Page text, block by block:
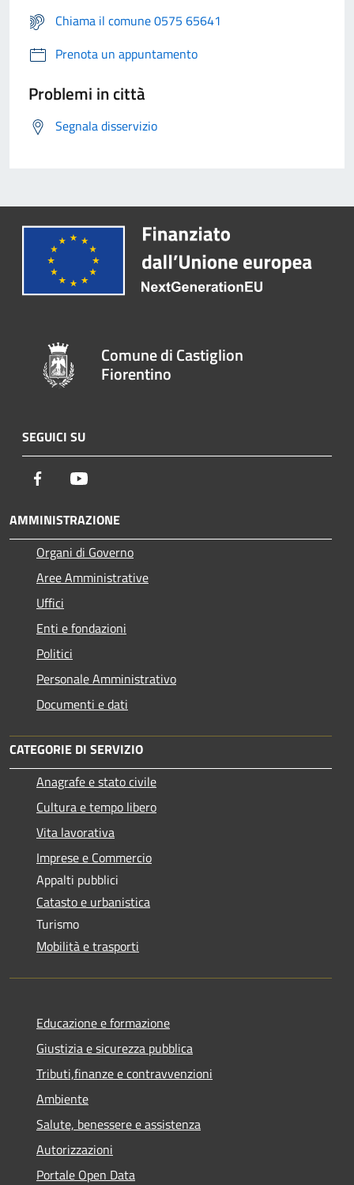
Chiama il comune 0575 65641
Prenota un appuntamento
Problemi in città
Segnala disservizio
Comune di Castiglion
Fiorentino
SEGUICI SU
Facebook
AMMINISTRAZIONE
Organi di Governo
Aree Amministrative
Uffici
Enti e fondazioni
Politici
Personale Amministrativo
Documenti e dati
CATEGORIE DI SERVIZIO
Anagrafe e stato civile
Cultura e tempo libero
Vita lavorativa
Imprese e Commercio
Appalti pubblici
Catasto e urbanistica
Turismo
Mobilità e trasporti
Educazione e formazione
Giustizia e sicurezza pubblica
Tributi,finanze e contravvenzioni
Ambiente
Salute, benessere e assistenza
Autorizzazioni
Portale Open Data